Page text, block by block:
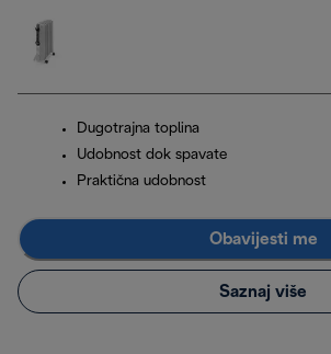
Dugotrajna toplina
Udobnost dok spavate
Praktična udobnost
Obavijesti me
Saznaj više